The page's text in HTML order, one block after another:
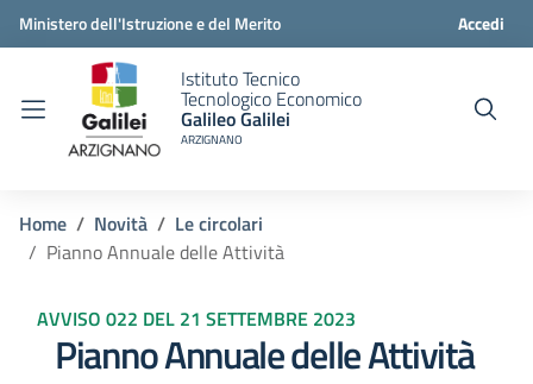
Ministero dell'Istruzione e del Merito Accedi
Istituto Tecnico
Tecnologico Economico
Galileo Galilei
ARZIGNANO
Home Novità
Le circolari
Pianno Annuale delle Attività
AVVISO 022 DEL 21 SETTEMBRE 2023
Pianno Annuale delle Attività